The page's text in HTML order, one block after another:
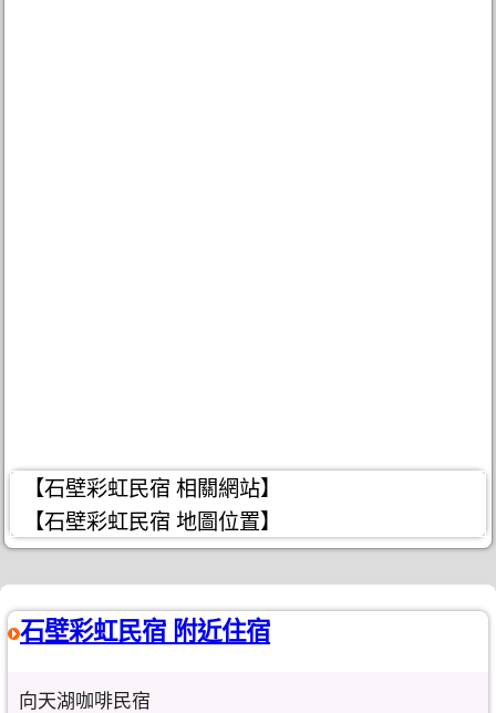
【石壁彩虹民宿 相關網站】
【石壁彩虹民宿 地圖位置】
石壁彩虹民宿 附近住宿
向天湖咖啡民宿